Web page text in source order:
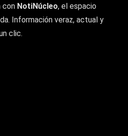
con NotiNúcleo, el espacio
Información veraz, actual y
clic.